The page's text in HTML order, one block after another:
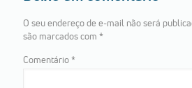
O seu endereço de e-mail não será
são marcados com *
Comentário*